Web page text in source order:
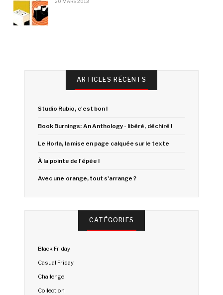
20 MARS 2013
ARTICLES RÉCENTS
Studio Rubio, c'est bon !
Book Burnings: An Anthology - libéré, déchiré !
Le Horla, la mise en page calquée sur le texte
À la pointe de l'épée !
Avec une orange, tout s'arrange ?
CATÉGORIES
Black Friday
Casual Friday
Challenge
Collection